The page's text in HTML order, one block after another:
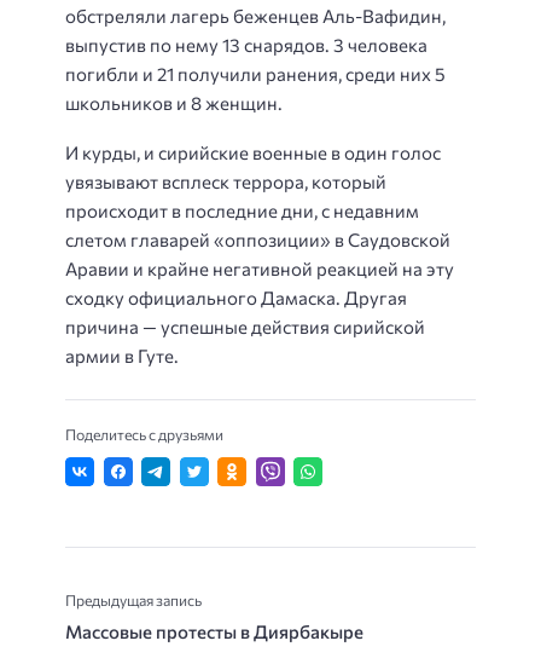
обстреляли лагерь беженцев Аль-Вафидин,
выпустив по нему 13 снарядов. 3 человека
погибли и 21 получили ранения, среди них 5
школьников и 8 женщин.
И курды, и сирийские военные в один голос
увязывают всплеск террора, который
происходит в последние дни, с недавним
слетом главарей «оппозиции» в Саудовской
Аравии и крайне негативной реакцией на эту
сходку официального Дамаска. Другая
причина — успешные действия сирийской
армии в Гуте.
Поделитесь с друзьями
Предыдущая запись
Массовые протесты в Диярбакыре